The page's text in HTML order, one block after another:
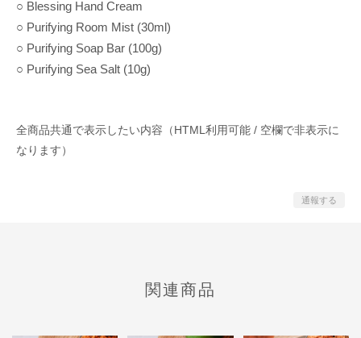
○ Blessing Hand Cream
○ Purifying Room Mist (30ml)
○ Purifying Soap Bar (100g)
○ Purifying Sea Salt (10g)
全商品共通で表示したい内容（HTML利用可能 / 空欄で非表示に
なります）
通報する
関連商品